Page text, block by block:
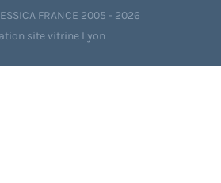
FRANCE 2005 - 2026
site vitrine Lyon